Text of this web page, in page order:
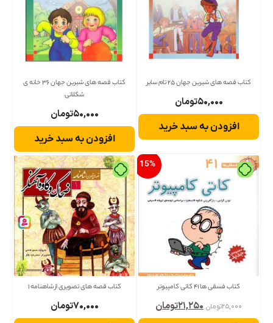
کتاب قصه های شیرین جهان 25 تام سایر
۵۰,۰۰۰تومان
افزودن به سبد خرید
کتاب قصه های شیرین جهان 36 خانه ی
شکلاتی
۵۰,۰۰۰تومان
افزودن به سبد خرید
15
کتاب فسقی ها 41 کاتی کامپیوتر
۲۵,۰۰۰تومان ۲۱,۲۵۰تومان
کتاب قصه های تصویری از شاهنامه 1
۷۰,۰۰۰تومان